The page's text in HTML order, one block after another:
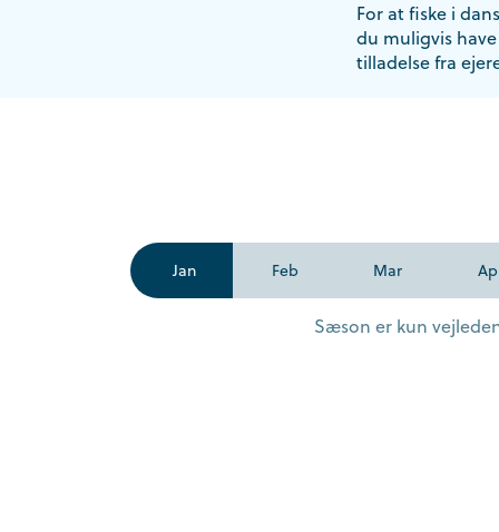
For at fiske i
du muligvis
tilladelse fra
Jan Feb Mar
Sæson er kun